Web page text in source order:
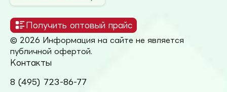
Получить оптовый прайс
© 2026 Информация на сайте не является
публичной офертой.
Контакты
8 (495) 723-86-77